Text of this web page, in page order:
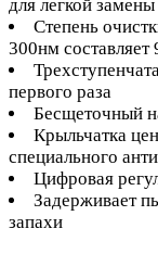
для легкой
Степень
300нм составляет
первого раза
Бесщеточный
Крыльчатка
специального
Цифровая
Задерживает
запахи